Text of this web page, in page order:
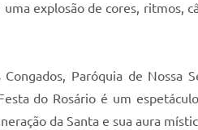
explosão de cores, ritmos,
Paróquia de Nossa
do Rosário é um
da Santa e sua aura